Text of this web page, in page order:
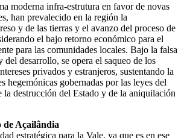
moderna infra-estrutura en favor de novas
han prevalecido en la región la
y de las tierras y el avanzo del proceso de
el bajo retorno económico para el
para las comunidades locales. Bajo la falsa
del desarrollo, se opera el saqueo de los
privados y estranjeros, sustentando la
hegemónicas gobernadas por las leyes del
la destrucción del Estado y de la aniquilación
de Açailândia
estratégica para la Vale, ya que es en ese